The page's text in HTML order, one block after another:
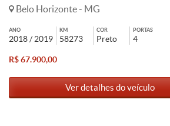
Belo Horizonte - MG
ANO
2018 / 2019
KM
58273
COR
Preto
PORTAS
4
R$ 67.900,00
Ver detalhes do veículo